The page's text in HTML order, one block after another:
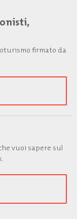
firmato da
vuoi sapere sul